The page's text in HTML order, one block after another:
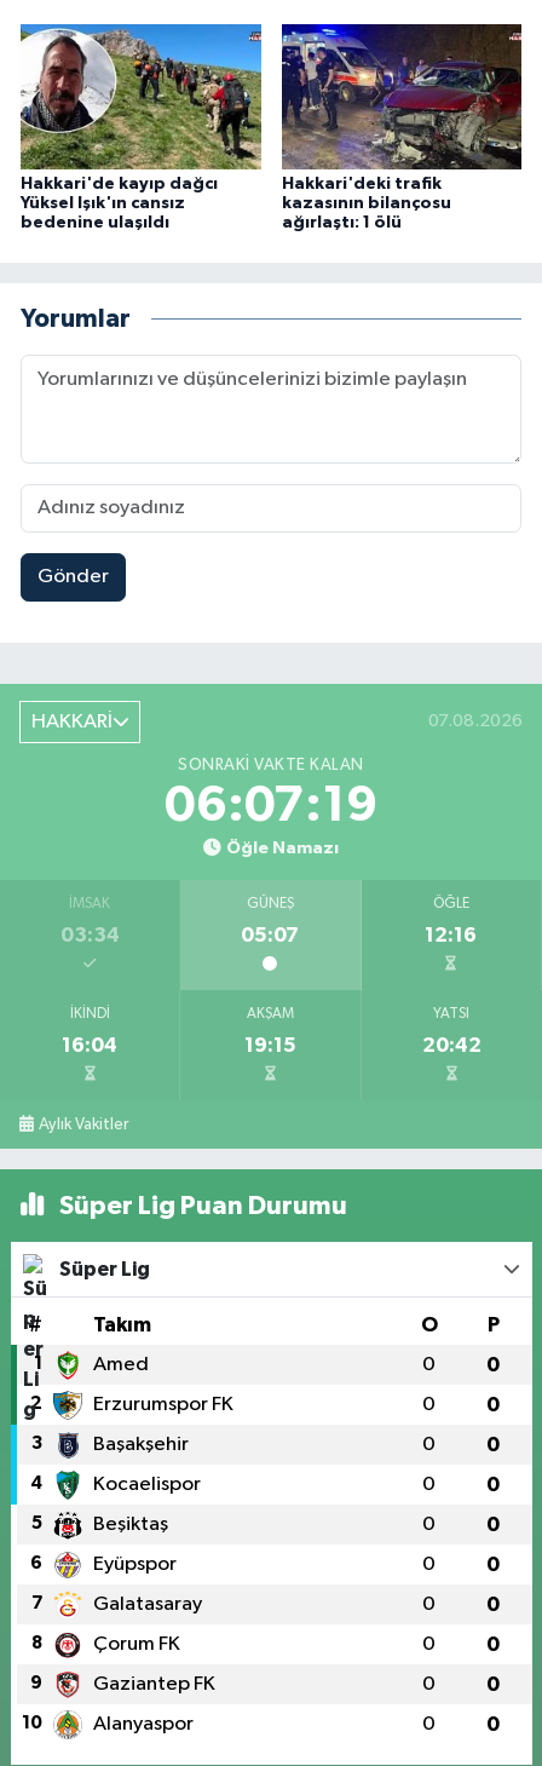
Hakkari'de kayıp dağcı
Yüksel Işık'ın cansız
bedenine ulaşıldı
Hakkari'deki trafik
kazasının bilançosu
ağırlaştı: 1 ölü
Yorumlar
Gönder
HAKKARİ 07.08.2026
SONRAKI VAKTE KALAN
06:07:18
Öğle Namazı
İMSAK
03:34
GÜNEŞ
05:07
ÖĞLE
12:16
İKINDI
16:04
AKŞAM
19:15
YATSI
20:42
Aylık Vakitler
Süper Lig Puan Durumu
Süper Lig
# Takım O P
1 Amed 0 0
2 Erzurumspor FK 0 0
3 Başakşehir 0 0
4 Kocaelispor 0 0
5 Beşiktaş 0 0
6 Eyüpspor 0 0
7 Galatasaray 0 0
8 Çorum FK 0 0
9 Gaziantep FK 0 0
10 Alanyaspor 0 0